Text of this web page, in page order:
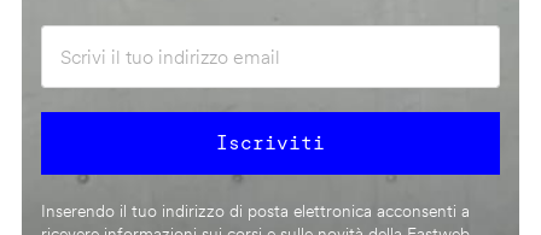
Inserendo il tuo indirizzo di posta elettronica acconsenti a